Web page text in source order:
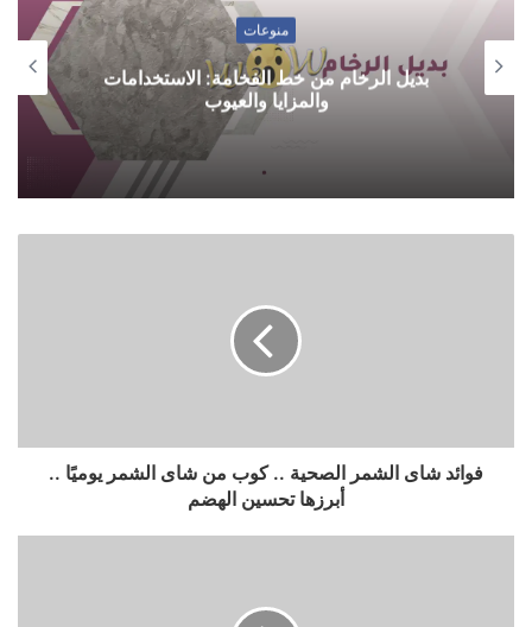
منوعات
بديل الرخام من خط الفخامة: الاستخدامات
والمزايا والعيوب
فوائد شاى الشمر الصحية .. كوب من شاى الشمر يوميًا ..
أبرزها تحسين الهضم